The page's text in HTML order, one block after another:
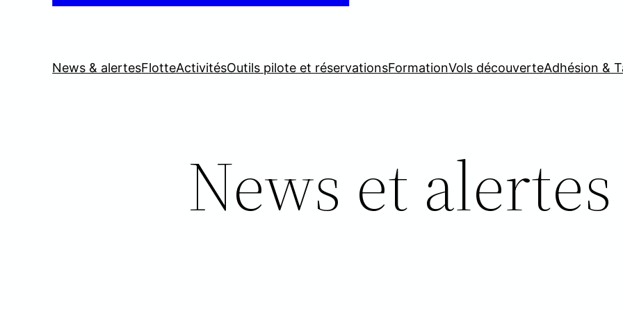
News & alertesFlotteActivitésOutils pilote et réservationsFormationVols découverteAdhésion &
News et alertes